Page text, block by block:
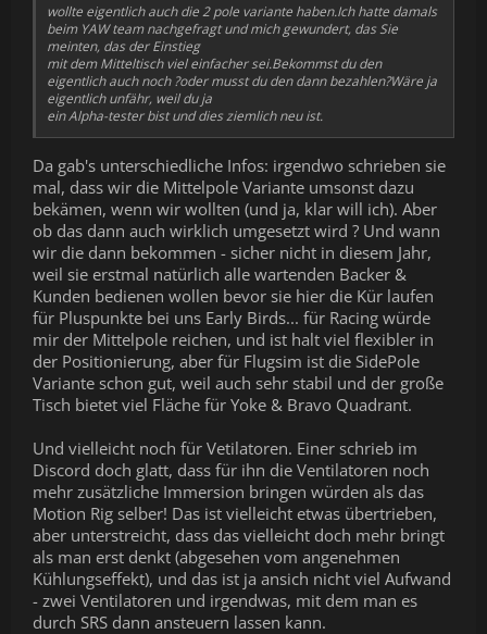
wollte eigentlich auch die 2 pole variante haben.Ich hatte damals
beim YAW team nachgefragt und mich gewundert, das Sie
meinten, das der Einstieg
mit dem Mitteltisch viel einfacher sei.Bekommst du den
eigentlich auch noch ?oder musst du den dann bezahlen?Wäre ja
eigentlich unfähr, weil du ja
ein Alpha-tester bist und dies ziemlich neu ist.
Da gab's unterschiedliche Infos: irgendwo schrieben sie
mal, dass wir die Mittelpole Variante umsonst dazu
bekämen, wenn wir wollten (und ja, klar will ich). Aber
ob das dann auch wirklich umgesetzt wird ? Und wann
wir die dann bekommen - sicher nicht in diesem Jahr,
weil sie erstmal natürlich alle wartenden Backer &
Kunden bedienen wollen bevor sie hier die Kür laufen
für Pluspunkte bei uns Early Birds... für Racing würde
mir der Mittelpole reichen, und ist halt viel flexibler in
der Positionierung, aber für Flugsim ist die SidePole
Variante schon gut, weil auch sehr stabil und der große
Tisch bietet viel Fläche für Yoke & Bravo Quadrant.
Und vielleicht noch für Vetilatoren. Einer schrieb im
Discord doch glatt, dass für ihn die Ventilatoren noch
mehr zusätzliche Immersion bringen würden als das
Motion Rig selber! Das ist vielleicht etwas übertrieben,
aber unterstreicht, dass das vielleicht doch mehr bringt
als man erst denkt (abgesehen vom angenehmen
Kühlungseffekt), und das ist ja ansich nicht viel Aufwand
- zwei Ventilatoren und irgendwas, mit dem man es
durch SRS dann ansteuern lassen kann.